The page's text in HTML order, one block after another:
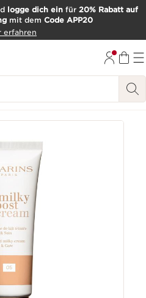
logge dich ein für 20% Rabatt auf
mit dem Code APP20
erfahren